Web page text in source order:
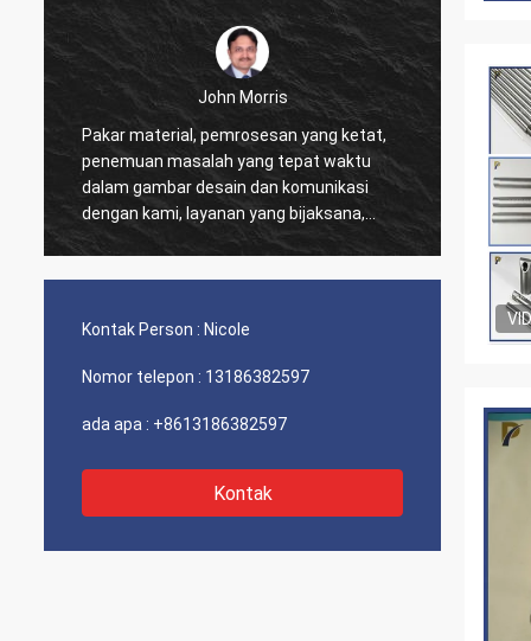
John Morris
Pakar material, pemrosesan yang ketat,
penemuan masalah yang tepat waktu
dalam gambar desain dan komunikasi
dengan kami, layanan yang bijaksana,
harga yang wajar dan kualitas yang baik,
yang
Kontak Person : Nicole
Nomor telepon : 13186382597
ada apa : +8613186382597
Kontak